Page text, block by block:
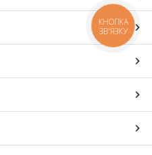
КНОПКА
ЗВ'ЯЗКУ